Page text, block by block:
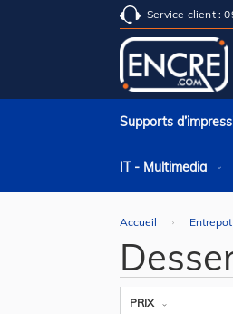
Service client :
Supports
IT - Multimedia
Accueil
PRIX